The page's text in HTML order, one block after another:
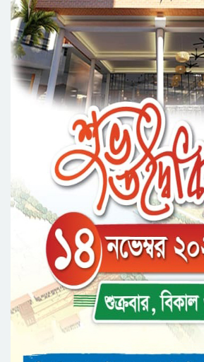
রসময় মেমোরিয়াল উচ্চ
উদ্বোধন করলেন মন্ত্রী মুক্তাদির
মেট্রোপলিটন
কবিতা: যোগাযোগ ও
সিলেটের জোড়া ব্রিজের
বাদশা
‘জুলাই গণঅভ্যুত্থান স্মৃতি
প্রধানমন্ত্রী